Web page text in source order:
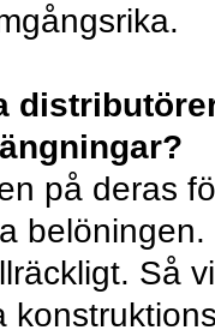
på deras
Så